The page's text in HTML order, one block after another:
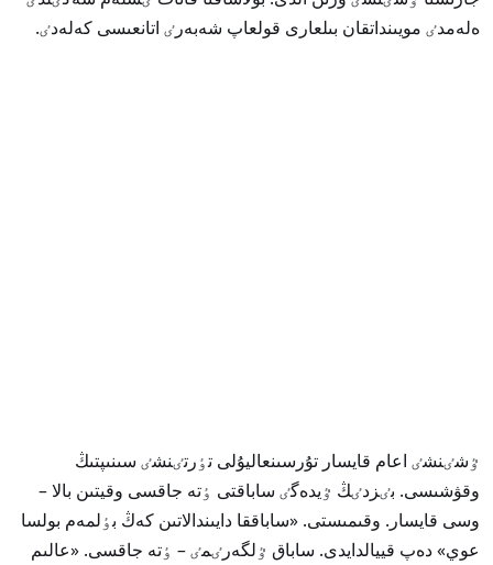
ەلەمدٸ مويىنداتقان بىلعارى قولعاپ شەبەرٸ اتانعىسى كەلەدٸ.
ٷشٸنشٸ اعام قايسار تۇرسىنعاليۇلى تٶرتٸنشٸ سىنىپتىڭ
وقۋشىسى. بٸزدٸڭ ٷيدەگٸ ساباقتى ٶتە جاقسى وقيتىن بالا –
وسى قايسار. وقىمىستى. «ساباققا دايىندالاتىن كەڭ بٶلمەم بولسا
عوي» دەپ قييالدايدى. ساباق ٷلگەرٸمٸ – ٶتە جاقسى. «عالىم